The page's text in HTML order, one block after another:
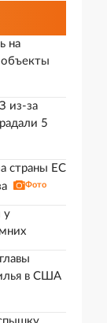
на
из-за
5
страны ЕС
Фото
у
в США